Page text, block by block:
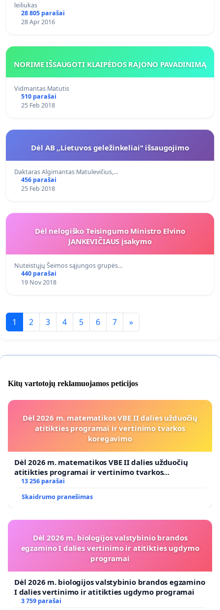
leiliukas
28 805 parašai
28 Apr 2016
NORIME IŠSAUGOTI KLAIPĖDOS RAJONO PAVADINIMĄ
Vidmantas Matutis
510 parašai
25 Feb 2018
Dėl AB ,,Lietuvos geležinkeliai" išsaugojimo
Daktaras Algimantas Matulevičius,…
456 parašai
25 Feb 2018
Dėl nelogiško Teisingumo Ministro Elvino
JANKEVIČIAUS įsakymo
Nuteistųjų Šeimos sąjungos grupės…
440 parašai
19 Nov 2018
1 2 3 4 5 6 7 »
Kitų vartotojų reklamuojamos peticijos
Dėl 2026 m. matematikos VBE II dalies užduočių
atitikties programai ir vertinimo tvarkos
koregavimo
Dėl 2026 m. matematikos VBE II dalies užduočių
atitikties programai ir vertinimo tvarkos
koregavimo
13 256 parašai
Skaidrumo pranešimas
Dėl 2026 m. biologijos valstybinio brandos
egzamino I dalies vertinimo ir atitikties ugdymo
programai
Dėl 2026 m. biologijos valstybinio brandos egzamino
I dalies vertinimo ir atitikties ugdymo programai
3 759 parašai